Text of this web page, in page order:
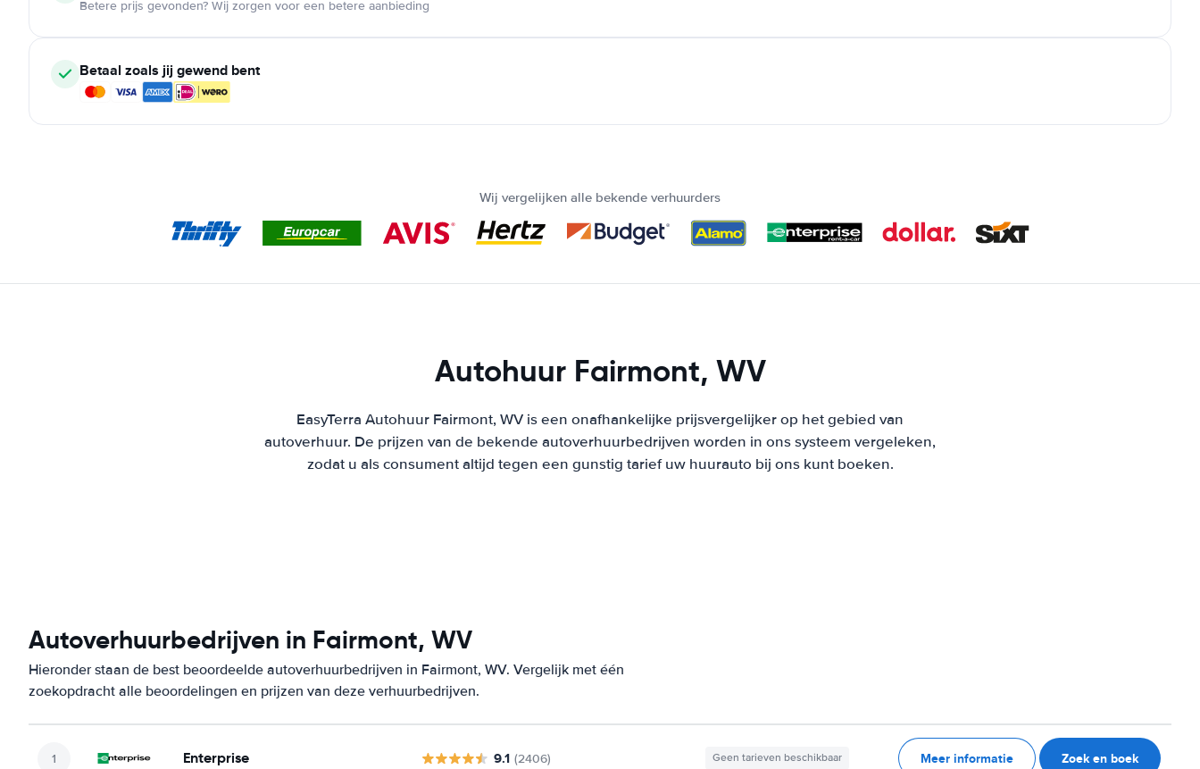
Betere prijs gevonden? Wij zorgen voor een betere aanbieding
Betaal zoals jij gewend bent
Wij vergelijken alle bekende verhuurders
Autohuur Fairmont, WV
EasyTerra Autohuur Fairmont, WV is een onafhankelijke prijsvergelijker op het gebied van
autoverhuur. De prijzen van de bekende autoverhuurbedrijven worden in ons systeem vergeleken,
zodat u als consument altijd tegen een gunstig tarief uw huurauto bij ons kunt boeken.
Autoverhuurbedrijven in Fairmont, WV
Hieronder staan de best beoordeelde autoverhuurbedrijven in Fairmont, WV. Vergelijk met één
zoekopdracht alle beoordelingen en prijzen van deze verhuurbedrijven.
Enterprise 9.1 (2406) Geen tarieven beschikbaar Meer informatie Zoek en boek